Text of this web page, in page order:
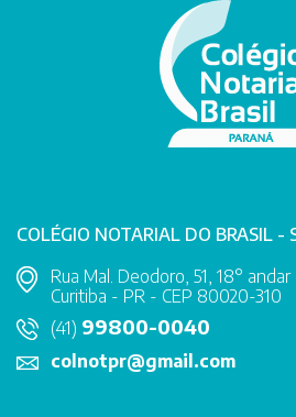
COLÉGIO NOTARIAL DO BRASIL -
Rua Mal. Deodoro, 51, 18°
Curitiba - PR - CEP 80020-310
(41) 99800-0040
colnotpr@gmail.com